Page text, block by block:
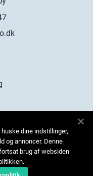
dine indstillinger,
og annoncer. Denne
brug af websiden